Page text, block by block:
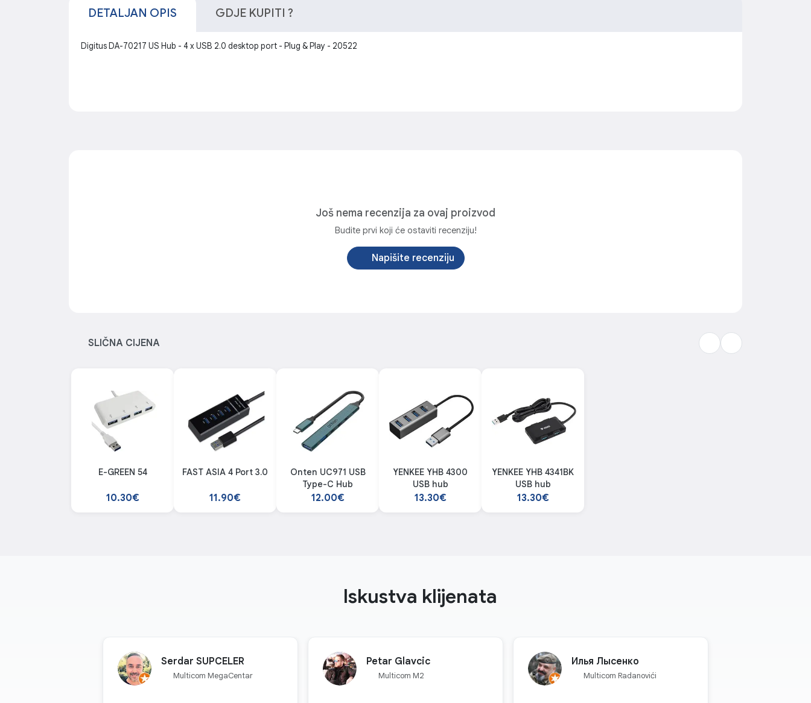
DETALJAN OPIS GDJE KUPITI ?
Digitus DA-70217 US Hub - 4 x USB 2.0 desktop port - Plug & Play - 20522
Još nema recenzija za ovaj proizvod
Budite prvi koji će ostaviti recenziju!
Napišite recenziju
SLIČNA CIJENA
E-GREEN 54
10.30€
FAST ASIA 4 Port 3.0
11.90€
Onten UC971 USB
Type-C Hub
12.00€
YENKEE YHB 4300
USB hub
13.30€
YENKEE YHB 4341BK
USB hub
13.30€
Iskustva klijenata
Serdar SUPCELER
Multicom MegaCentar
Petar Glavcic
Multicom M2
Илья Лысенко
Multicom Radanovići